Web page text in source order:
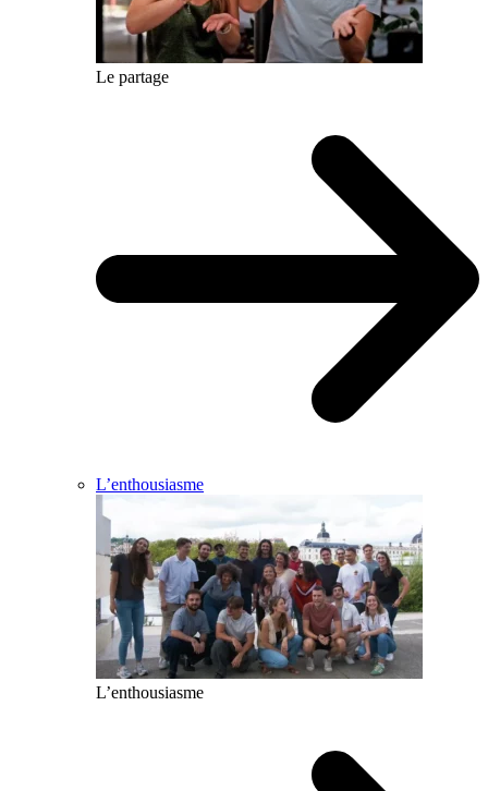
Le partage
L’enthousiasme
L’enthousiasme